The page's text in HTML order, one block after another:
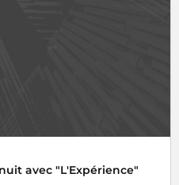
avec "L'Expérience"